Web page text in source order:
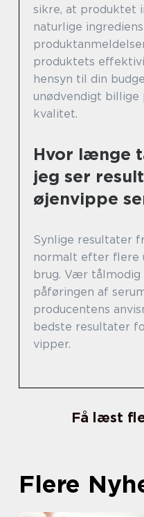
sikre, at produktet
naturlige
produktets
hensyn til din
unødvendigt
kvalitet.
Hvor længe
jeg ser
øjenvippe
Synlige resultater
normalt efter flere
brug. Vær tålmodig
påføringen af
producentens
bedste resultater
vipper.
Få læst
Flere